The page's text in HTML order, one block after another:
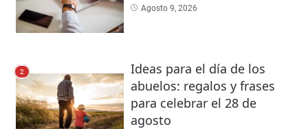
Agosto 9, 2026
2
Ideas para el día de los
abuelos: regalos y frases
para celebrar el 28 de
agosto